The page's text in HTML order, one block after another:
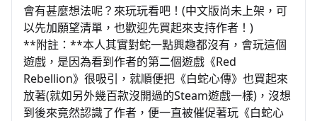
會有甚麼想法呢？來玩玩看吧！(中文版尚未上架，可
以先加願望清單，也歡迎先買起來支持作者！)
**附註：**本人其實對蛇一點興趣都沒有，會玩這個
遊戲，是因為看到作者的第二個遊戲《Red
Rebellion》很吸引，就順便把《白蛇心傳》也買起來
放著(就如另外幾百款沒開過的Steam遊戲一樣)，沒想
到後來竟然認識了作者，便一直被催促著玩《白蛇心